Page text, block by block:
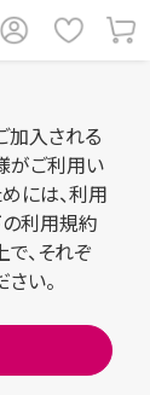
加入される
がご利用い
には、利用
の利用規約
、それぞ
い。